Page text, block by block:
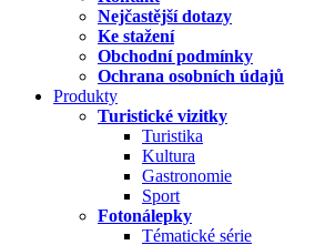
Nejčastější dotazy
Ke stažení
Obchodní podmínky
Ochrana osobních údajů
Produkty
Turistické vizitky
Turistika
Kultura
Gastronomie
Sport
Fotonálepky
Tématické série